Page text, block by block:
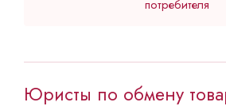
потребителя
Полный спектр услуг по
Помощь в суде (ведения дела
Юристы по обмену